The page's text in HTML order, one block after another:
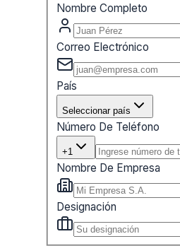
Nombre Completo
Correo Electrónico
País
Seleccionar país
Número De Teléfono
+1
Nombre De Empresa
Designación